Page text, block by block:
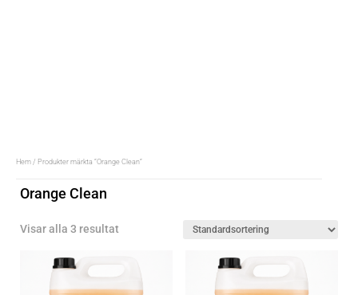
Hem/ Produkter märkta ”Orange Clean”
Orange Clean
Visar alla 3 resultat